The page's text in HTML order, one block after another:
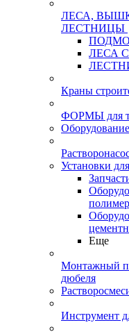
ЛЕСА,
ЛЕСТНИЦЫ
ЛЕСА
Краны
ФОРМЫ для
Установки
Еще
Монтажный
дюбеля
Инструмент